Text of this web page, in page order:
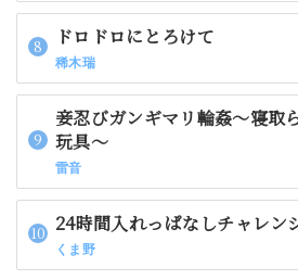
ドロドロにとろけて
稀木瑞
妾忍びガンギマリ輪姦～寝取
玩具～
雷音
24時間入れっぱなしチャレン
くま野